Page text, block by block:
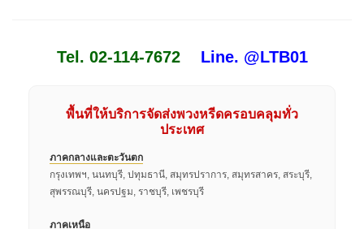
Tel. 02-114-7672 Line. @LTB01
พื้นที่ให้บริการจัดส่งพวงหรีดครอบคลุมทั่ว
ประเทศ
ภาคกลางและตะวันตก
กรุงเทพฯ, นนทบุรี, ปทุมธานี, สมุทรปราการ, สมุทรสาคร, สระบุรี,
สุพรรณบุรี, นครปฐม, ราชบุรี, เพชรบุรี
ภาคเหนือ